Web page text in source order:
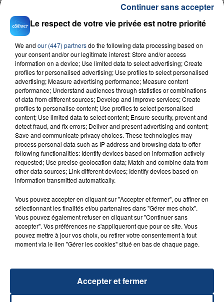
Man Down
RADIO CONTACT
FIL D'ACTU
23 juillet 2026
INCENDIE MORTEL À LENS : UNE FEMME ET
SON BÉBÉ ENTRE LA VIE ET LA...
d'un liquide inflammable.
Le respect de votre vie privée est notre priorité
We and our (447) partnersdo the following data processing based on
your consent and/or our legitimate interest: Store and/or access
information on a device; Use limited data to select advertising; Create
profiles for personalised advertising; Use profiles to select personalised
advertising; Measure advertising performance; Measure content
performance; Understand audiences through statistics or combinations
of data from different sources; Develop and improve services; Create
profiles to personalise content; Use profiles to select personalised
content; Use limited data to select content; Ensure security, prevent and
detect fraud, and fix errors; Deliver and present advertising and content;
Save and communicate privacy choices. These technologies may
process personal data such as IP address and browsing data to offer
following functionalities: Identify devices based on information actively
requested; Use precise geolocation data; Match and combine data from
other data sources; Link different devices; Identify devices based on
information transmitted automatically.
Vous pouvez accepter en cliquant sur "Accepter et fermer", ou affiner en
sélectionnant les finalités et/ou partenaires dans "Gérer mes choix".
Vous pouvez également refuser en cliquant sur "Continuer sans
accepter". Vos préférences ne s'appliqueront que pour ce site. Vous
pouvez mettre à jour vos choix, ou retirer votre consentement à tout
moment via le lien "Gérer les cookies" situé en bas de chaque page.
Accepter et fermer
Continuer sans accepter